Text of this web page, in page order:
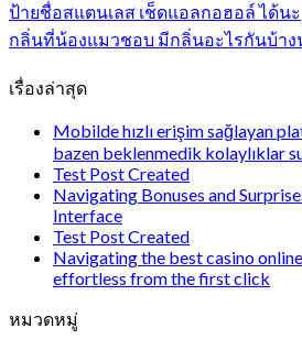
ป้ายชื่อสแตนเลส เช็ดแอลกอฮอล์ ได้นะ
กลิ่นที่น้องแมวชอบ มีกลิ่นอะไรกันบ้าง
เรื่องล่าสุด
Mobilde hızlı erişim sağlayan
bazen beklenmedik kolaylıklar
Test Post Created
Navigating Bonuses and
Interface
Test Post Created
Navigating the best casino
effortless from the first click
หมวดหมู่